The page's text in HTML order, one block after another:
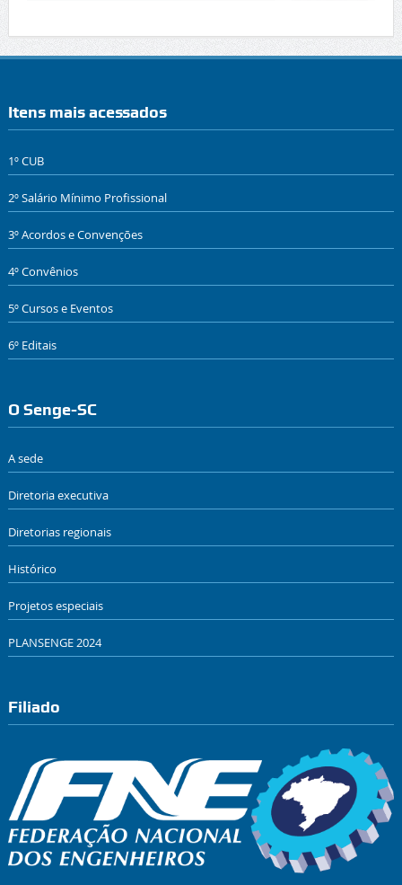
Itens mais acessados
1º CUB
2º Salário Mínimo Profissional
3º Acordos e Convenções
4º Convênios
5º Cursos e Eventos
6º Editais
O Senge-SC
A sede
Diretoria executiva
Diretorias regionais
Histórico
Projetos especiais
PLANSENGE 2024
Filiado